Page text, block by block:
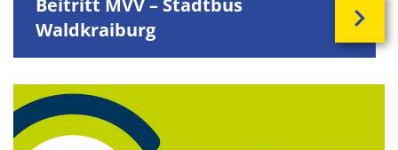
Waldkraiburg